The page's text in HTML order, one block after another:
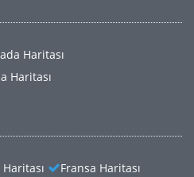
Haritası
Haritası
Fransa Haritası